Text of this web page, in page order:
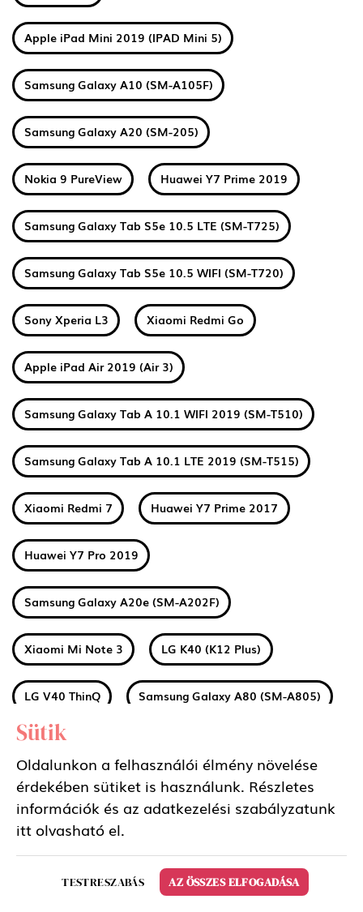
Apple iPad Mini 2019 (IPAD Mini 5)
Samsung Galaxy A10 (SM-A105F)
Samsung Galaxy A20 (SM-205)
Nokia 9 PureView Huawei Y7 Prime 2019
Samsung Galaxy Tab S5e 10.5 LTE (SM-T725)
Samsung Galaxy Tab S5e 10.5 WIFI (SM-T720)
Sony Xperia L3 Xiaomi Redmi Go
Apple iPad Air 2019 (Air 3)
Samsung Galaxy Tab A 10.1 WIFI 2019 (SM-T510)
Samsung Galaxy Tab A 10.1 LTE 2019 (SM-T515)
Xiaomi Redmi 7 Huawei Y7 Prime 2017
Huawei Y7 Pro 2019
Samsung Galaxy A20e (SM-A202F)
Xiaomi Mi Note 3 LG K40 (K12 Plus)
LG V40 ThinQ Samsung Galaxy A80 (SM-A805)
Huawei Honor 8S
Huawei P20 Lite 2019 Huawei P Smart Z
LG Q60 Sony Xperia 1
Xiaomi Redmi 7A Xiaomi Mi 9T
Sütik
Oldalunkon a felhasználói élmény növelése
érdekében sütiket is használunk. Részletes
információk és az adatkezelési szabályzatunk
itt olvasható el.
TESTRESZABÁS AZ ÖSSZES ELFOGADÁSA